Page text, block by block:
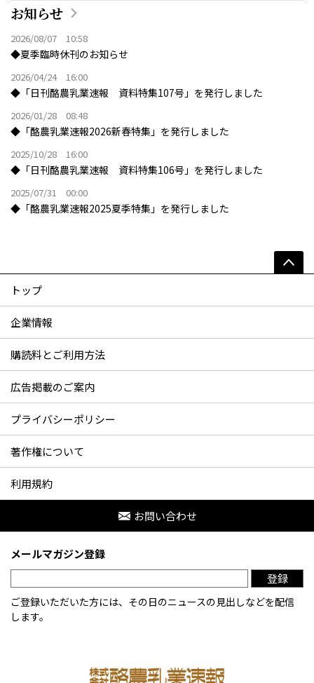
お知らせ
2026/08/07 10:58
◆夏季臨時休刊のお知らせ
2026/04/24 16:00
◆「日刊酪農乳業速報 資料特集107号」を発行しました
2026/01/28 08:48
◆「酪農乳業速報2026新春特集」を発行しました
2025/10/28 16:00
◆「日刊酪農乳業速報 資料特集106号」を発行しました
2025/07/31 00:00
◆「酪農乳業速報2025夏季特集」を発行しました
トップ
企業情報
購読料とご利用方法
広告掲載のご案内
プライバシーポリシー
著作権について
利用規約
お問い合わせ
メールマガジン登録
登録
ご登録いただいた方には、その日のニュースの見出しなどを配信
します。